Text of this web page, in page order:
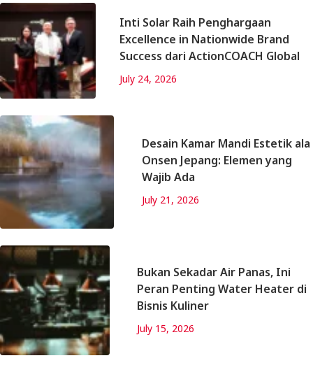
Inti Solar Raih Penghargaan
Excellence in Nationwide Brand
Success dari ActionCOACH Global
July 24, 2026
Desain Kamar Mandi Estetik ala
Onsen Jepang: Elemen yang
Wajib Ada
July 21, 2026
Bukan Sekadar Air Panas, Ini
Peran Penting Water Heater di
Bisnis Kuliner
July 15, 2026